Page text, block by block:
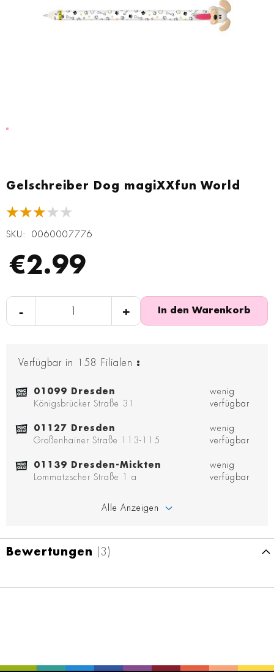
Gelschreiber Dog magiXXfun World
★★★★★
SKU 0060007776
€2.99
- + In den Warenkorb
Verfügbar in 158 Filialen :
01099 Dresden
Königsbrücker Straße 31
wenig
verfügbar
01127 Dresden
Großenhainer Straße 113-115
wenig
verfügbar
01139 Dresden-Mickten
Lommatzscher Straße 1 a
wenig
verfügbar
Alle Anzeigen
Anfang
Bildgalerie
Bewertungen 3